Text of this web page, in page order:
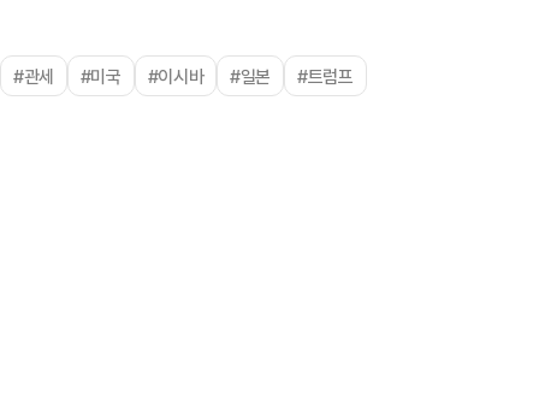
#관세 #미국 #이시바 #일본 #트럼프